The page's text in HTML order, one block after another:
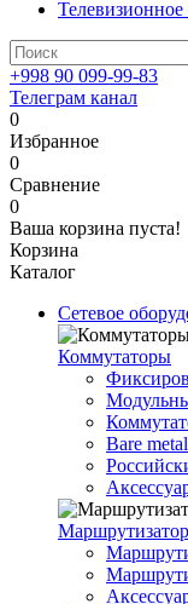
+998 90 099-99-83
Телеграм канал
0
Избранное
0
Сравнение
0
Ваша корзина пуста!
Корзина
Каталог
Сетевое
Коммутаторы
Bare